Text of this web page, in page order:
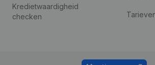
Kredietwaardigheid
checken